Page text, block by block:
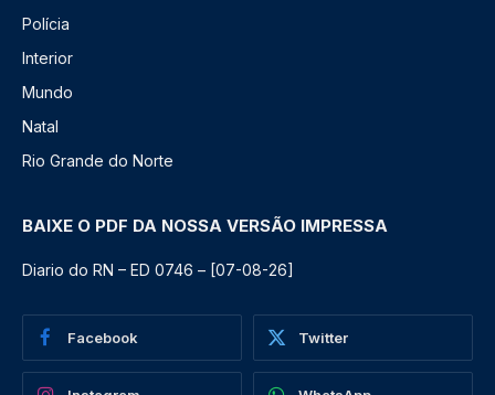
Polícia
Interior
Mundo
Natal
Rio Grande do Norte
BAIXE O PDF DA NOSSA VERSÃO IMPRESSA
Diario do RN – ED 0746 – [07-08-26]
Facebook Twitter